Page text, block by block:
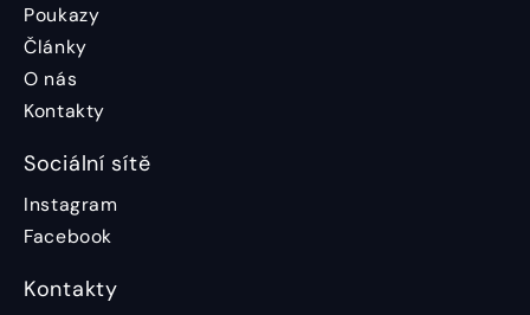
Poukazy
Články
O nás
Kontakty
Sociální sítě
Instagram
Facebook
Kontakty